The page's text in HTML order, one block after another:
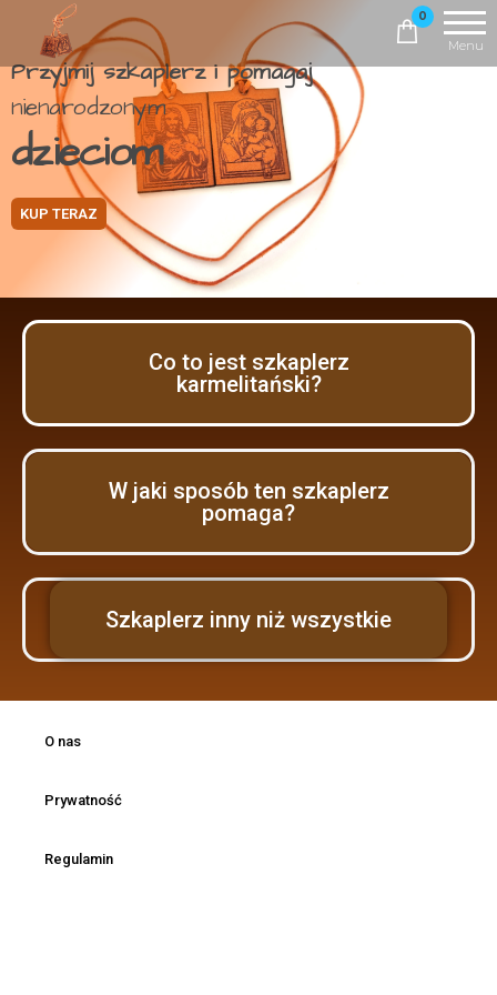
Szkaplerz,
który
pomaga
0
Menu
Przyjmij szkaplerz i pomagaj
nienarodzonym
dzieciom
KUP TERAZ
Co to jest szkaplerz
karmelitański?
W jaki sposób ten szkaplerz
pomaga?
Szkaplerz inny niż wszystkie
O nas
Prywatność
Regulamin